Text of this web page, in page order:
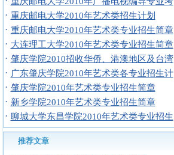
· 重庆邮电大学2010年艺术类招生计划
· 重庆邮电大学2010年艺术类专业招生简章
· 大连理工大学2010年艺术类专业招生简章
· 肇庆学院2010招收华侨、港澳地区及台湾
· 广东肇庆学院2010年艺术类各专业招生计
· 肇庆学院2010年艺术类专业招生简章
· 新乡学院2010年艺术类专业招生简章
· 聊城大学东昌学院2010年艺术类专业招生
推荐文章